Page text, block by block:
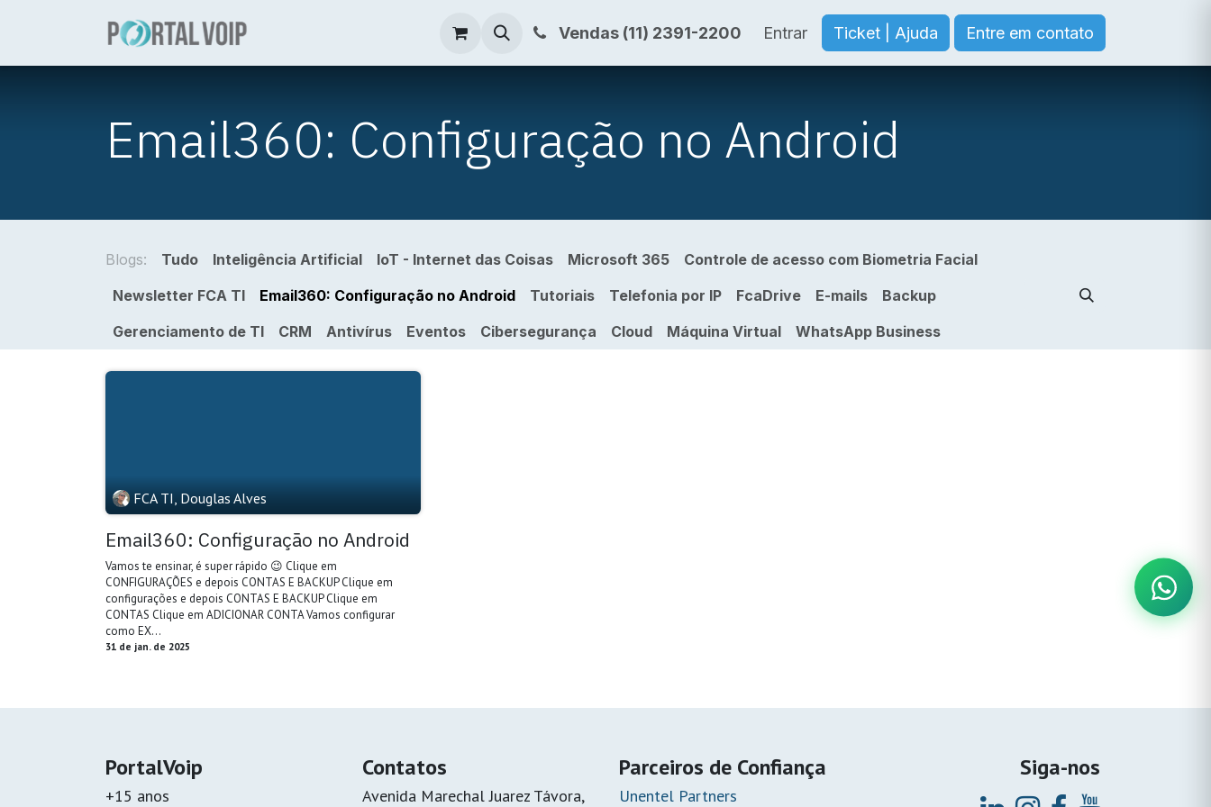
Blog Loja Vendas (11) 2391-2200 Entrar Ticket | Ajuda Entre em contato
Email360: Configuração no Android
Blogs: Tudo Inteligência Artificial IoT - Internet das Coisas Microsoft 365
Controle de acesso com Biometria Facial
Newsletter FCA TI
Email360: Configuração no Android Tutoriais Telefonia por IP FcaDrive E-mails
Backup
Gerenciamento de TI
CRM Antivírus Eventos Cibersegurança Cloud Máquina Virtual WhatsApp Business
FCA TI, Douglas Alves
Email360: Configuração no Android
Vamos te ensinar, é super rápido 😉 Clique em
CONFIGURAÇÕES e depois CONTAS E BACKUP Clique em
configurações e depois CONTAS E BACKUP Clique em
CONTAS Clique em ADICIONAR CONTA Vamos configurar
como EX...
31 de jan. de 2025
PortalVoip
+15 anos
Contatos
Avenida Marechal Juarez Távora,
Parceiros de Confiança
Unentel Partners
Siga-nos